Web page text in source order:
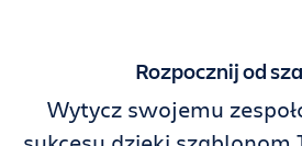
Rozpocznij od
Wytycz swojemu